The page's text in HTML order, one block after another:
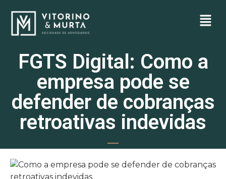
FGTS Digital: Como a
empresa pode se
defender de cobranças
retroativas indevidas